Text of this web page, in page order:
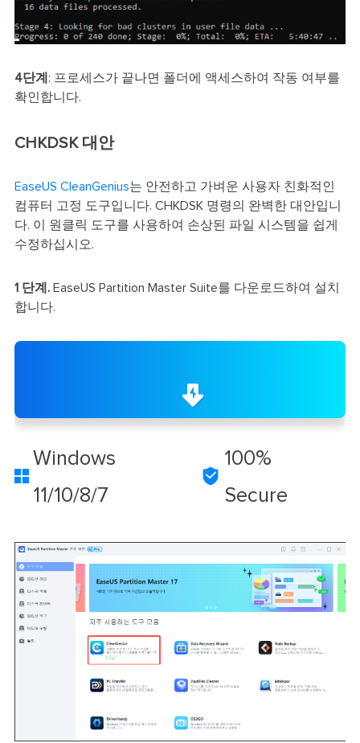
4단계 : 프로세스가 끝나면 폴더에 액세스하여 작동 여부를
확인합니다.
CHKDSK 대안
EaseUS CleanGenius는 안전하고 가벼운 사용자 친화적인
컴퓨터 고정 도구입니다. CHKDSK 명령의 완벽한 대안입니
다. 이 원클릭 도구를 사용하여 손상된 파일 시스템을 쉽게
수정하십시오.
1 단계. EaseUS Partition Master Suite를 다운로드하여 설치
합니다.

Windows
11/10/8/7

100%
Secure